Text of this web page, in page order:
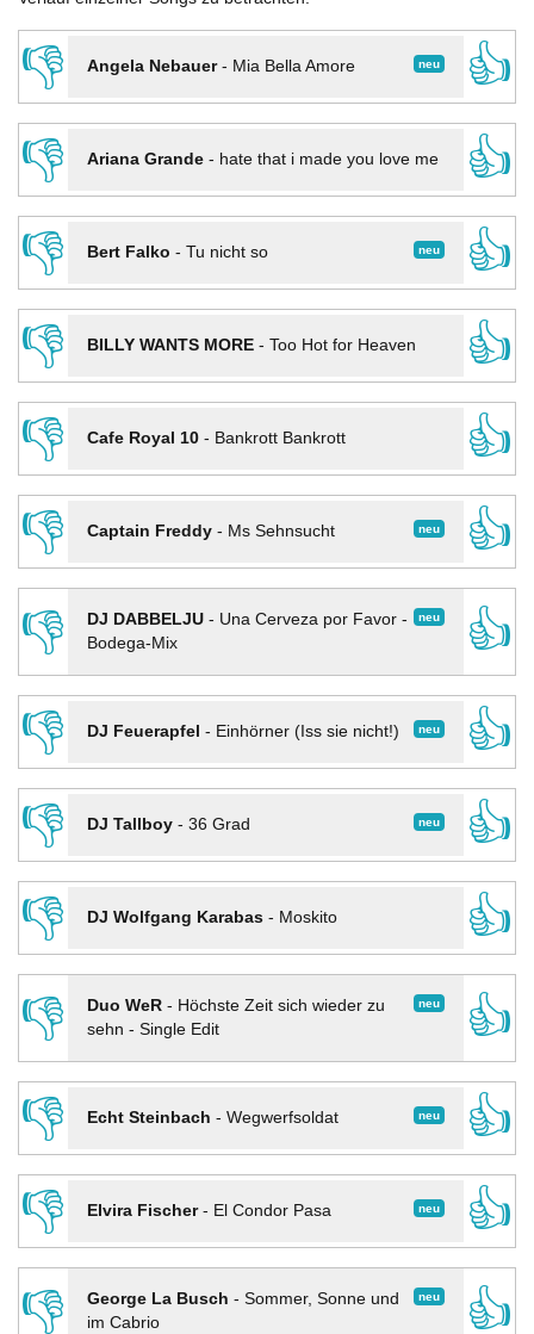
👎 neu
Angela Nebauer- Mia Bella Amore
👍
👎
Ariana Grande- hate that i made you love me
👍
👎
neu
Bert Falko - Tu nicht so
👍
👎
BILLY WANTS MORE- Too Hot for Heaven
👍
👎
Cafe Royal 10- Bankrott Bankrott
👍
👎
neu
Captain Freddy- Ms Sehnsucht
👍
👎
neu
DJ DABBELJU- Una Cerveza por Favor -
Bodega-Mix
👍
👎
neu
DJ Feuerapfel - Einhörner (Iss sie nicht!)
👍
👎
neu
DJ Tallboy- 36 Grad
👍
👎
DJ Wolfgang Karabas- Moskito
👍
👎
neu
Duo WeR- Höchste Zeit sich wieder zu
sehn - Single Edit
👍
👎
neu
Echt Steinbach - Wegwerfsoldat
👍
👎
neu
Elvira Fischer- El Condor Pasa
👍
👎
neu
George La Busch - Sommer, Sonne und
im Cabrio
👍